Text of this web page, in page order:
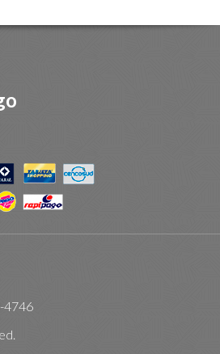
4746